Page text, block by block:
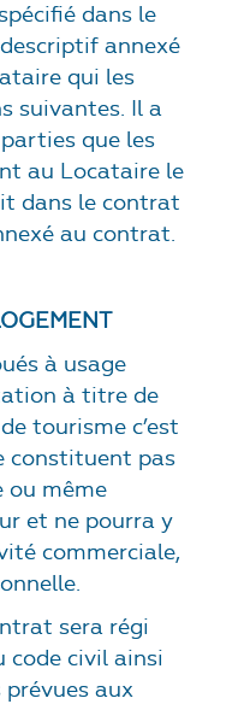
dans le
annexé
qui les
suivantes. Il a
que les
au Locataire le
dans le contrat
au contrat.
à usage
à titre de
tourisme c’est
constituent pas
ou même
et ne pourra y
commerciale,
sera régi
code civil ainsi
aux